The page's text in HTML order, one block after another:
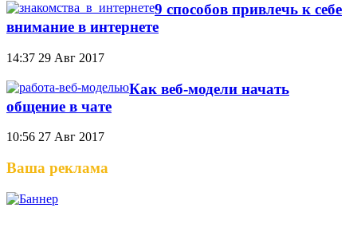
9 способов привлечь к себе
внимание в интернете
14:37 29 Авг 2017
Как веб-модели начать
общение в чате
10:56 27 Авг 2017
Ваша реклама